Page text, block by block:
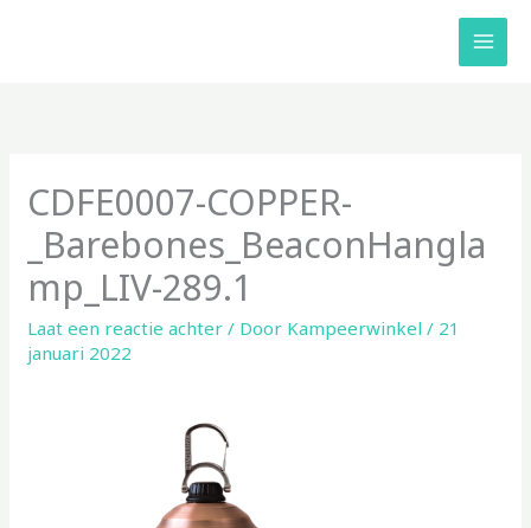
CDFE0007-COPPER-
_Barebones_BeaconHangla
mp_LIV-289.1
Laat een reactie achter / Door Kampeerwinkel/ 21
januari 2022